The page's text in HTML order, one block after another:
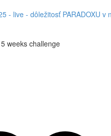
- live - dôležitosť PARADOXU v
weeks challenge